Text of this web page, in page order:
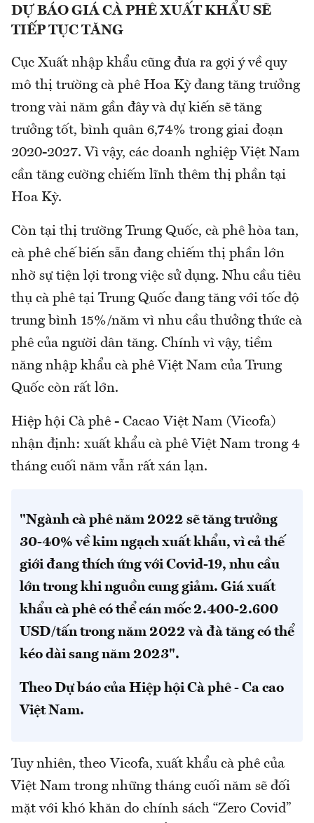
DỰ BÁO GIÁ CÀ PHÊ XUẤT KHẨU SẼ
TIẾP TỤC TĂNG
Cục Xuất nhập khẩu cũng đưa ra gợi ý về quy
mô thị trường cà phê Hoa Kỳ đang tăng trưởng
trong vài năm gần đây và dự kiến sẽ tăng
trưởng tốt, bình quân 6,74% trong giai đoạn
2020-2027. Vì vậy, các doanh nghiệp Việt Nam
cần tăng cường chiếm lĩnh thêm thị phần tại
Hoa Kỳ.
Còn tại thị trường Trung Quốc, cà phê hòa tan,
cà phê chế biến sẵn đang chiếm thị phần lớn
nhờ sự tiện lợi trong việc sử dụng. Nhu cầu tiêu
thụ cà phê tại Trung Quốc đang tăng với tốc độ
trung bình 15%/năm vì nhu cầu thưởng thức cà
phê của người dân tăng. Chính vì vậy, tiềm
năng nhập khẩu cà phê Việt Nam của Trung
Quốc còn rất lớn.
Hiệp hội Cà phê - Cacao Việt Nam (Vicofa)
nhận định: xuất khẩu cà phê Việt Nam trong 4
tháng cuối năm vẫn rất xán lạn.
"Ngành cà phê năm 2022 sẽ tăng trưởng
30-40% về kim ngạch xuất khẩu, vì cả thế
giới đang thích ứng với Covid-19, nhu cầu
lớn trong khi nguồn cung giảm. Giá xuất
khẩu cà phê có thể cán mốc 2.400-2.600
USD/tấn trong năm 2022 và đà tăng có thể
kéo dài sang năm 2023".
Theo Dự báo của Hiệp hội Cà phê - Ca cao
Việt Nam.
Tuy nhiên, theo Vicofa, xuất khẩu cà phê của
Việt Nam trong những tháng cuối năm sẽ đối
mặt với khó khăn do chính sách “Zero Covid”